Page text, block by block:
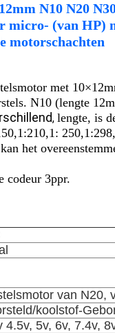
N10 N20
micro- (van HP)
motorschachten
met
N10 (lengte
, lengte, is
kan het
codeur 3ppr.
van N20,
koolstof-
4.5v, 5v, 6v, 7.4v,